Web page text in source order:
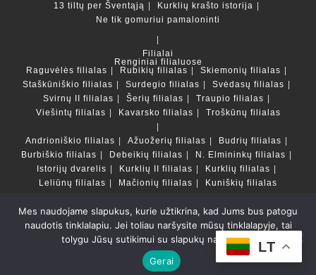
13 tiltų per Šventąją
Kurklių krašto istorija
Ne tik gomuriui pamaloninti
Filialai
Renginiai filialuose
Raguvėlės filialas
Rubikių filialas
Skiemonių filialas
Staškūniškio filialas
Surdegio filialas
Svėdasų filialas
Svirnų II filialas
Šerių filialas
Traupio filialas
Viešintų filialas
Kavarsko filialas Troškūnų filialas
Andrioniškio filialas Ažuožerių filialas
Budrių filialas
Burbiškio filialas
Debeikių filialas
N. Elmininkų filialas
Istorijų dvarelis
Kurklių II filialas
Kurklių filialas
Leliūnų filialas
Mačionių filialas Kuniškių filialas
Duomenų bazės ir katalogai
LT
Copyright © Anykščių rajono savivaldybės Liudvikos ir
Stanislovo Didžiulių viešoji biblioteka 2022 Powered by
Getspace
LT
Mes naudojame slapukus, kurie užtikrina, kad Jums bus patogu
naudotis tinklalapiu. Jei toliau naršysite mūsų tinklalapyje, tai
tolygu Jūsų sutikimui su slapukų naudojimu.
Gerai